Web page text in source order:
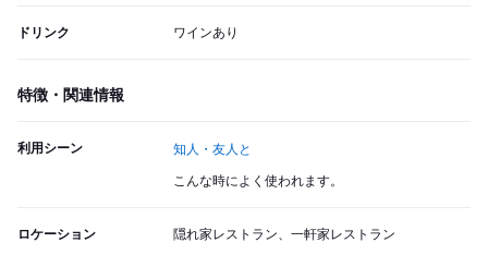
ドリンク ワインあり
特徴・関連情報
利用シーン 知人・友人と
こんな時によく使われます。
ロケーション 隠れ家レストラン、一軒家レストラン